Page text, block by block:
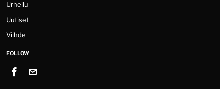
Urheilu
Uutiset
Viihde
FOLLOW